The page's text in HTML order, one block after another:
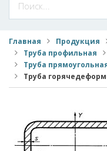
Главная Продукция
Труба профильная
Труба
Труба